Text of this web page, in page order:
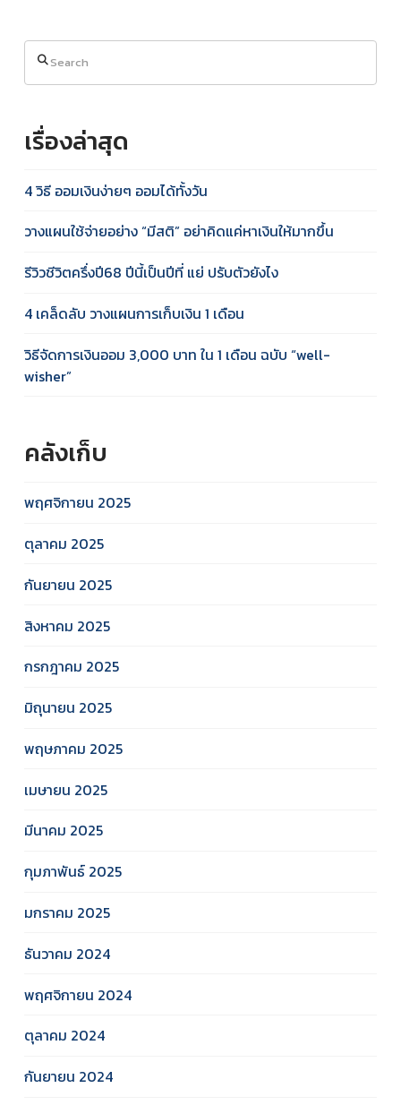
Search
เรื่องล่าสุด
4 วิธี ออมเงินง่ายๆ ออมได้ทั้งวัน
วางแผนใช้จ่ายอย่าง “มีสติ” อย่าคิดแค่หาเงินให้มากขึ้น
รีวิวชีวิตครึ่งปี68 ปีนี้เป็นปีที่ แย่ ปรับตัวยังไง
4 เคล็ดลับ วางแผนการเก็บเงิน 1 เดือน
วิธีจัดการเงินออม 3,000 บาท ใน 1 เดือน ฉบับ “well-
wisher”
คลังเก็บ
พฤศจิกายน 2025
ตุลาคม 2025
กันยายน 2025
สิงหาคม 2025
กรกฎาคม 2025
มิถุนายน 2025
พฤษภาคม 2025
เมษายน 2025
มีนาคม 2025
กุมภาพันธ์ 2025
มกราคม 2025
ธันวาคม 2024
พฤศจิกายน 2024
ตุลาคม 2024
กันยายน 2024